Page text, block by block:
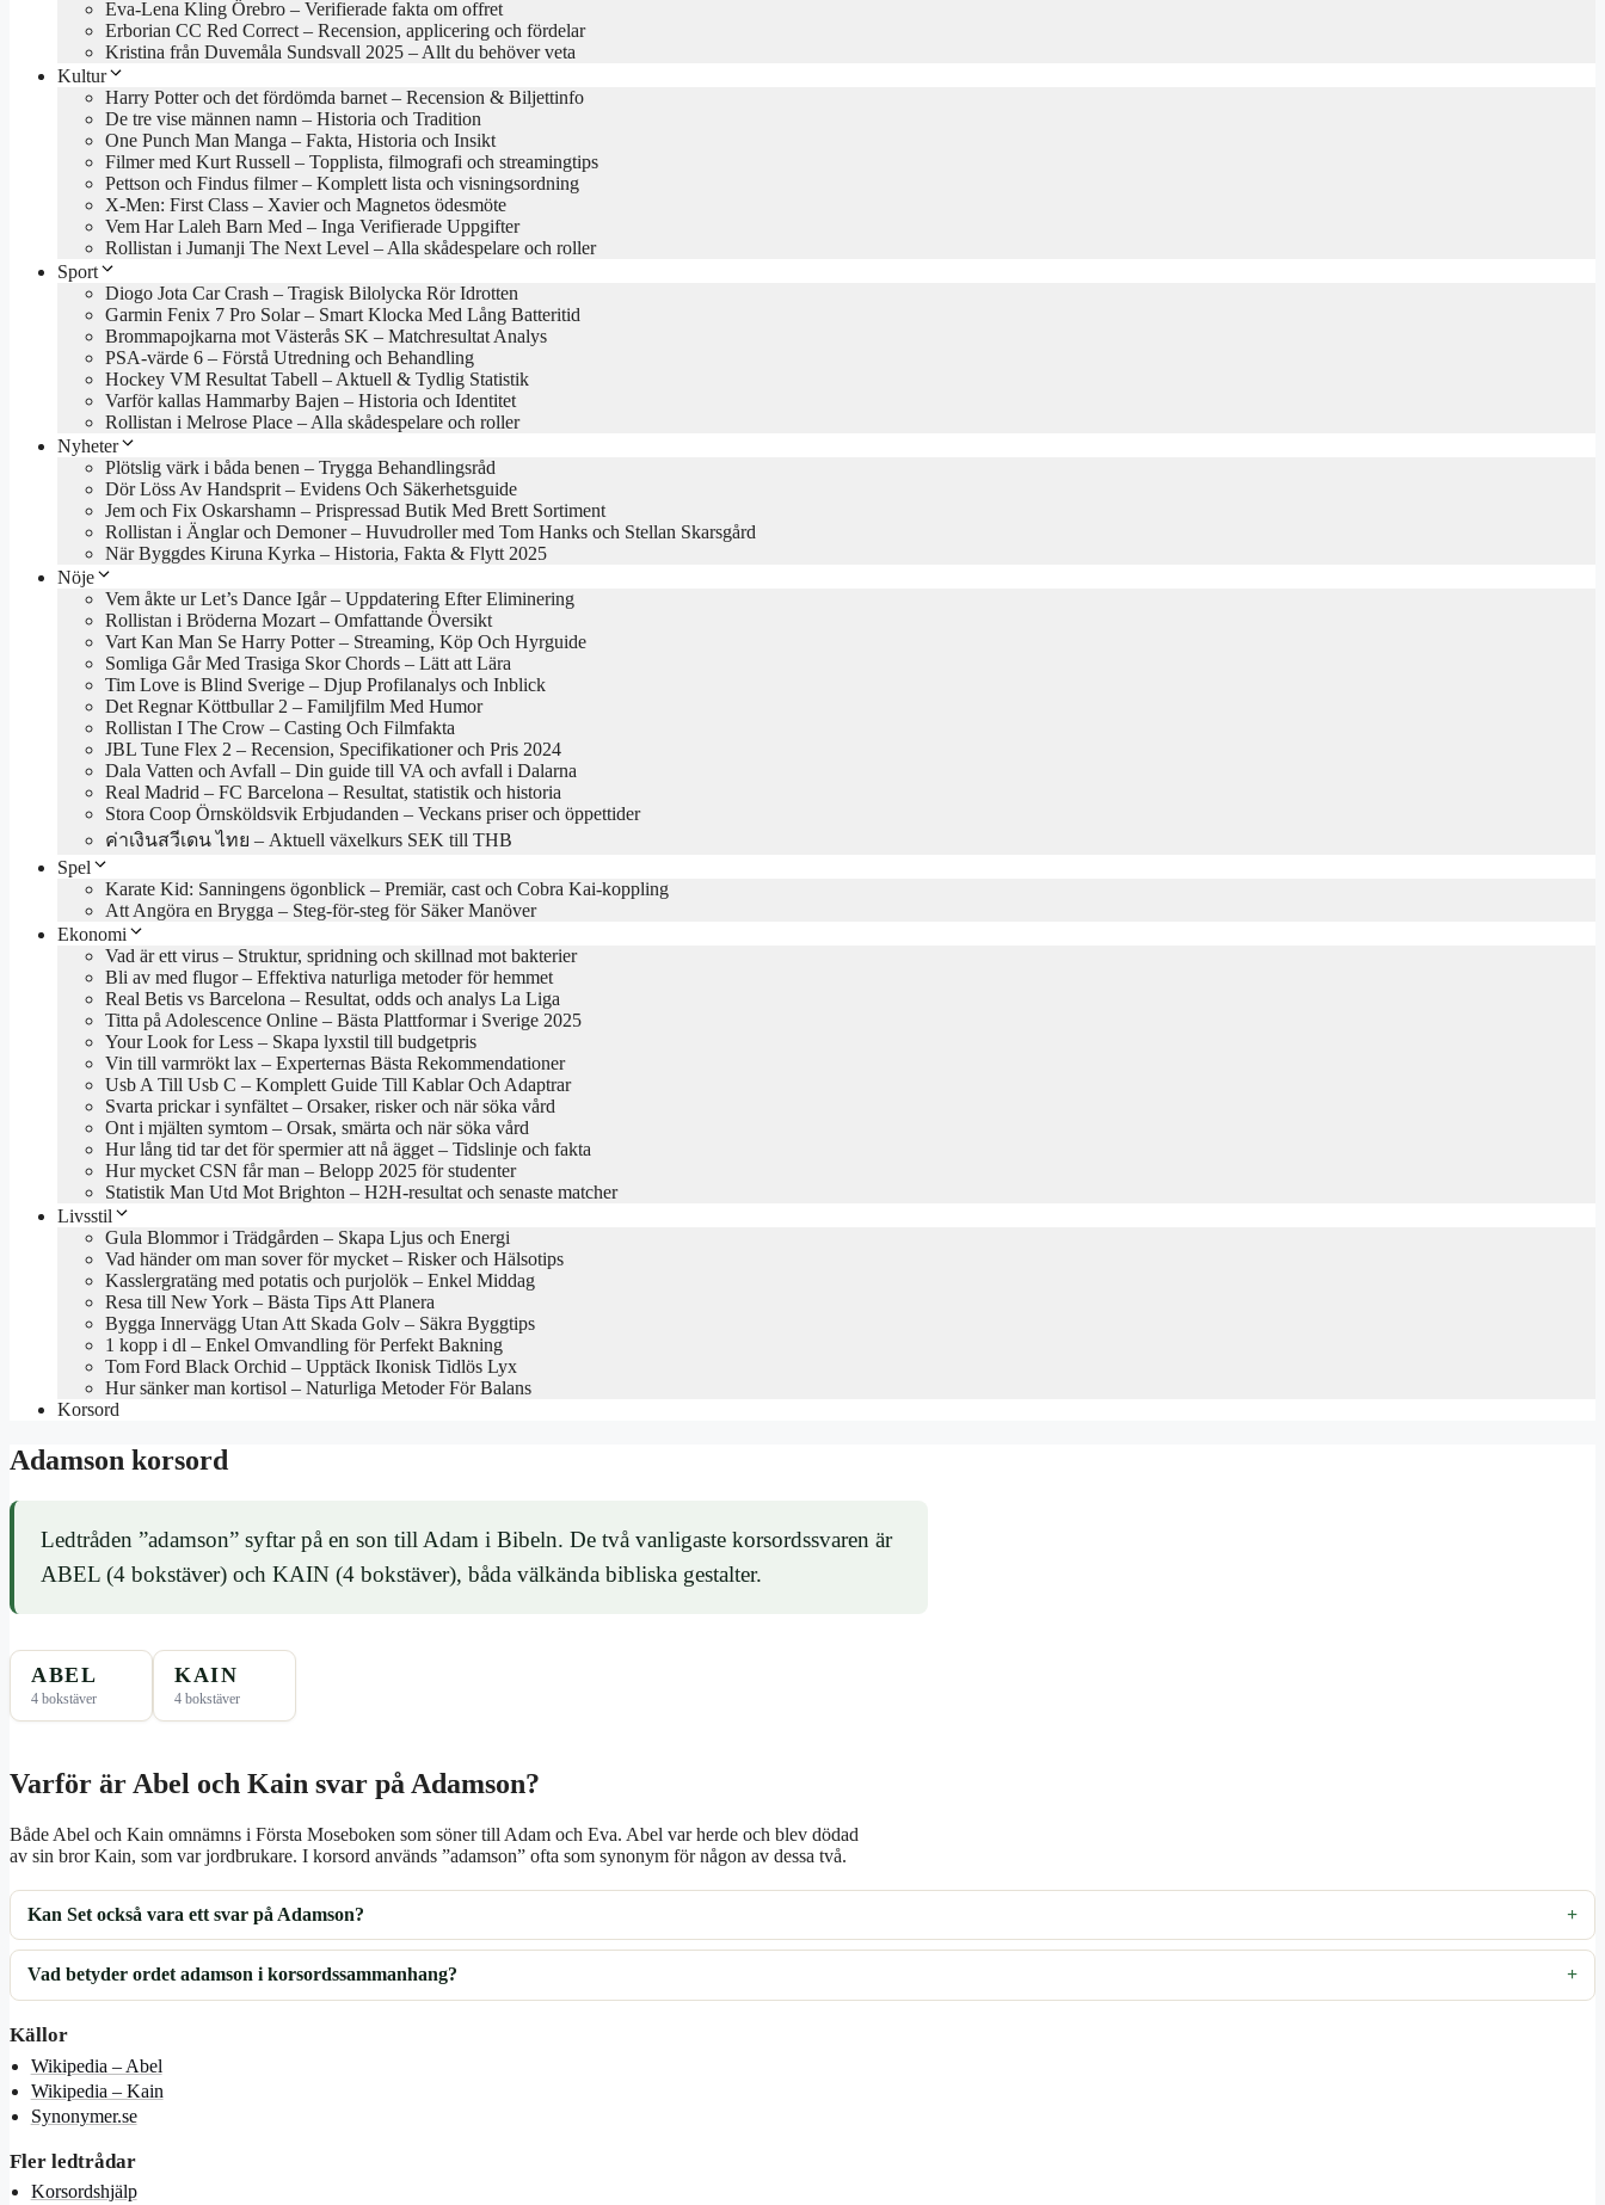
Eva-Lena Kling Örebro – Verifierade fakta om offret
Erborian CC Red Correct – Recension, applicering och fördelar
Kristina från Duvemåla Sundsvall 2025 – Allt du behöver veta
Kultur
Harry Potter och det fördömda barnet – Recension & Biljettinfo
De tre vise männen namn – Historia och Tradition
One Punch Man Manga – Fakta, Historia och Insikt
Filmer med Kurt Russell – Topplista, filmografi och streamingtips
Pettson och Findus filmer – Komplett lista och visningsordning
X-Men: First Class – Xavier och Magnetos ödesmöte
Vem Har Laleh Barn Med – Inga Verifierade Uppgifter
Rollistan i Jumanji The Next Level – Alla skådespelare och roller
Sport
Diogo Jota Car Crash – Tragisk Bilolycka Rör Idrotten
Garmin Fenix 7 Pro Solar – Smart Klocka Med Lång Batteritid
Brommapojkarna mot Västerås SK – Matchresultat Analys
PSA-värde 6 – Förstå Utredning och Behandling
Hockey VM Resultat Tabell – Aktuell & Tydlig Statistik
Varför kallas Hammarby Bajen – Historia och Identitet
Rollistan i Melrose Place – Alla skådespelare och roller
Nyheter
Plötslig värk i båda benen – Trygga Behandlingsråd
Dör Löss Av Handsprit – Evidens Och Säkerhetsguide
Jem och Fix Oskarshamn – Prispressad Butik Med Brett Sortiment
Rollistan i Änglar och Demoner – Huvudroller med Tom Hanks och Stellan Skarsgård
När Byggdes Kiruna Kyrka – Historia, Fakta & Flytt 2025
Nöje
Vem åkte ur Let’s Dance Igår – Uppdatering Efter Eliminering
Rollistan i Bröderna Mozart – Omfattande Översikt
Vart Kan Man Se Harry Potter – Streaming, Köp Och Hyrguide
Somliga Går Med Trasiga Skor Chords – Lätt att Lära
Tim Love is Blind Sverige – Djup Profilanalys och Inblick
Det Regnar Köttbullar 2 – Familjfilm Med Humor
Rollistan I The Crow – Casting Och Filmfakta
JBL Tune Flex 2 – Recension, Specifikationer och Pris 2024
Dala Vatten och Avfall – Din guide till VA och avfall i Dalarna
Real Madrid – FC Barcelona – Resultat, statistik och historia
Stora Coop Örnsköldsvik Erbjudanden – Veckans priser och öppettider
ค่าเงินสวีเดน ไทย – Aktuell växelkurs SEK till THB
Spel
Karate Kid: Sanningens ögonblick – Premiär, cast och Cobra Kai-koppling
Att Angöra en Brygga – Steg-för-steg för Säker Manöver
Ekonomi
Vad är ett virus – Struktur, spridning och skillnad mot bakterier
Bli av med flugor – Effektiva naturliga metoder för hemmet
Real Betis vs Barcelona – Resultat, odds och analys La Liga
Titta på Adolescence Online – Bästa Plattformar i Sverige 2025
Your Look for Less – Skapa lyxstil till budgetpris
Vin till varmrökt lax – Experternas Bästa Rekommendationer
Usb A Till Usb C – Komplett Guide Till Kablar Och Adaptrar
Svarta prickar i synfältet – Orsaker, risker och när söka vård
Ont i mjälten symtom – Orsak, smärta och när söka vård
Hur lång tid tar det för spermier att nå ägget – Tidslinje och fakta
Hur mycket CSN får man – Belopp 2025 för studenter
Statistik Man Utd Mot Brighton – H2H-resultat och senaste matcher
Livsstil
Gula Blommor i Trädgården – Skapa Ljus och Energi
Vad händer om man sover för mycket – Risker och Hälsotips
Kasslergratäng med potatis och purjolök – Enkel Middag
Resa till New York – Bästa Tips Att Planera
Bygga Innervägg Utan Att Skada Golv – Säkra Byggtips
1 kopp i dl – Enkel Omvandling för Perfekt Bakning
Tom Ford Black Orchid – Upptäck Ikonisk Tidlös Lyx
Hur sänker man kortisol – Naturliga Metoder För Balans
Korsord
Adamson korsord
Ledtråden ”adamson” syftar på en son till Adam i Bibeln. De två vanligaste korsordssvaren är
ABEL (4 bokstäver) och KAIN (4 bokstäver), båda välkända bibliska gestalter.
ABEL
4 bokstäver
KAIN
4 bokstäver
Varför är Abel och Kain svar på Adamson?
Både Abel och Kain omnämns i Första Moseboken som söner till Adam och Eva. Abel var herde och blev dödad
av sin bror Kain, som var jordbrukare. I korsord används ”adamson” ofta som synonym för någon av dessa två.
Kan Set också vara ett svar på Adamson?
Vad betyder ordet adamson i korsordssammanhang?
Källor
Wikipedia – Abel
Wikipedia – Kain
Synonymer.se
Fler ledtrådar
Korsordshjälp